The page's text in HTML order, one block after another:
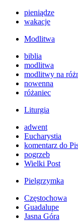
pieniądze
wakacje
Modlitwa
biblia
modlitwa
modlitwy na
nowenna
różaniec
Liturgia
adwent
Eucharystia
komentarz do
pogrzeb
Wielki Post
Pielgrzymka
Częstochowa
Guadalupe
Jasna Góra